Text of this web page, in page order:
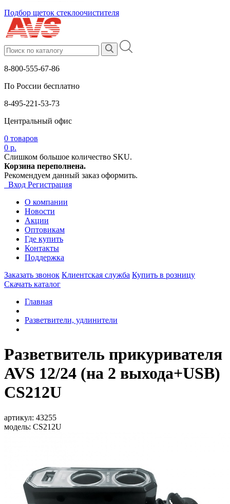
Подбор щеток стеклоочистителя
8-800-555-67-86
По России бесплатно
8-495-221-53-73
Центральный офис
0 товаров
0 р.
Слишком большое количество SKU.
Корзина переполнена.
Рекомендуем данный заказ оформить.
Вход Регистрация
О компании
Новости
Акции
Оптовикам
Где купить
Контакты
Поддержка
Заказать звонок Клиентская служба Купить в розницу
Скачать каталог
Главная
Разветвители, удлинители
Разветвитель прикуривателя
AVS 12/24 (на 2 выхода+USB)
CS212U
артикул: 43255
модель: CS212U